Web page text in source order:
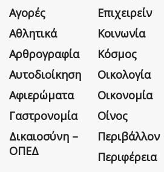
Αγορές
Αθλητικά
Αρθρογραφία
Αυτοδιοίκηση
Αφιερώματα
Γαστρονομία
Δικαιοσύνη –
ΟΠΕΔ
Επιχειρείν
Κοινωνία
Κόσμος
Οικολογία
Οικονομία
Οίνος
Περιβάλλον
Περιφέρεια